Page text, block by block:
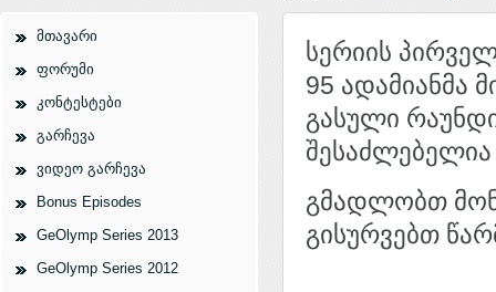
მთავარი
ფორუმი
კონტესტები
გარჩევა
ვიდეო გარჩევა
Bonus Episodes
GeOlymp Series 2013
GeOlymp Series 2012
სერიის
95 ადამიანმა
გასული
გმადლობთ
გისურვებთ